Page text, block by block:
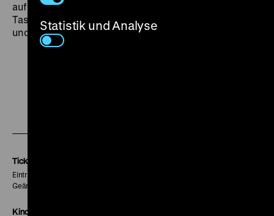
auf dem Land in der Zeit der Franco-Diktatur und für
Tasios Versuche, sich den Autoritäten zu widersetzen
und seine Unabhängigkeit zu bewahren. (pp)
Tickets
Eintritt 5 €
Geänderte Preise sind im Programm vermerkt.
Kinokasse
Statistik und Analyse